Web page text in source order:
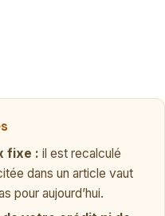
fixe : il est recalculé
dans un article vaut
pour aujourd’hui.